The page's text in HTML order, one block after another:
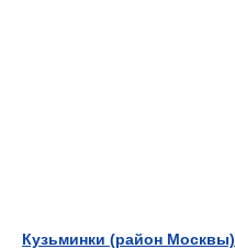
Кузьминки (район Москвы)